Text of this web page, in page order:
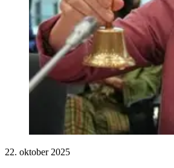
22. oktober 2025